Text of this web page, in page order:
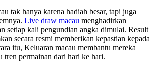
tak hanya karena hadiah besar, tapi juga
Live draw macau menghadirkan
setiap kali pengundian angka dimulai. Result
secara resmi memberikan kepastian kepada
itu, Keluaran macau membantu mereka
tren permainan dari hari ke hari.